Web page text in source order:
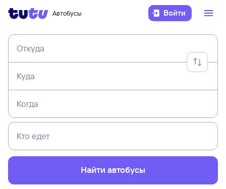
Автобусы Войти
Откуда
Куда
Когда
Кто едет
Найти автобусы